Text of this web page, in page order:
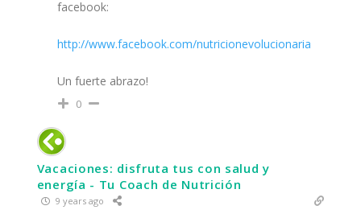
facebook:
http://www.facebook.com/nutricionevolucionaria
Un fuerte abrazo!
0
Vacaciones: disfruta tus con salud y
energía - Tu Coach de Nutrición
9 years ago